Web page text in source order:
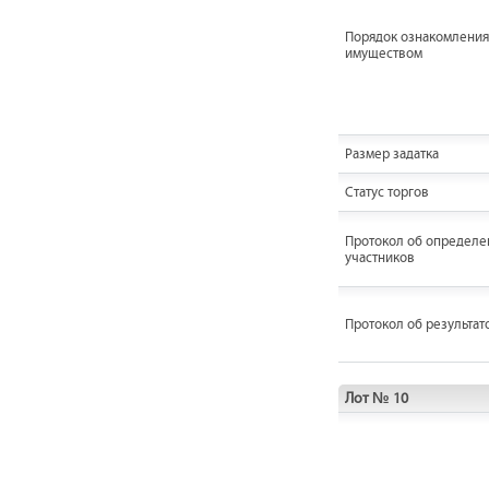
Порядок
имуществом
Размер задатка
Статус торгов
Протокол об
участников
Протокол об
Лот № 10